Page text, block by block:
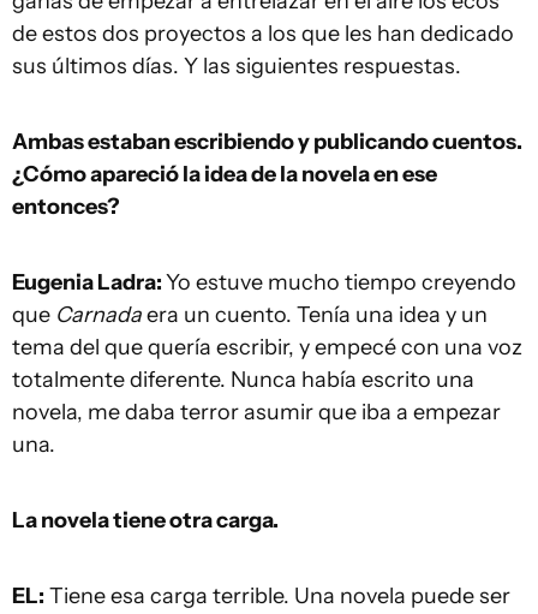
de estos dos proyectos a los que les han dedicado
sus últimos días. Y las siguientes respuestas.
Ambas estaban escribiendo y publicando cuentos.
¿Cómo apareció la idea de la novela en ese
entonces?
Eugenia Ladra:Yo estuve mucho tiempo creyendo
que Carnadaera un cuento. Tenía una idea y un
tema del que quería escribir, y empecé con una voz
totalmente diferente. Nunca había escrito una
novela, me daba terror asumir que iba a empezar
una.
La novela tiene otra carga.
EL: Tiene esa carga terrible. Una novela puede ser